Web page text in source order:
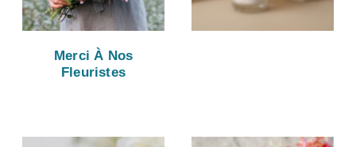
Merci À Nos
Fleuristes